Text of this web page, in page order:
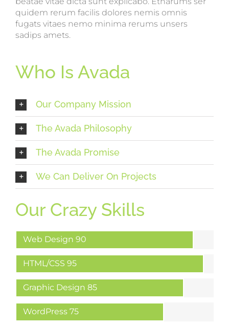
quidem rerum facilis dolores nemis omnis
fugats vitaes nemo minima rerums unsers
sadips amets.
Who Is Avada
Our Company Mission
The Avada Philosophy
The Avada Promise
We Can Deliver On Projects
Our Crazy Skills
Web Design 90
HTML/CSS 95
Graphic Design 85
WordPress 75